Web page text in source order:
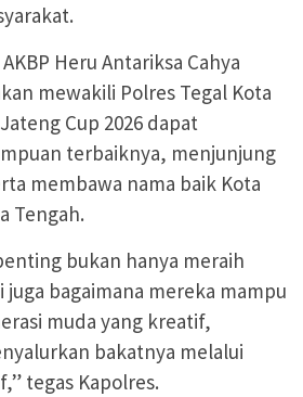
Heru Antariksa Cahya
mewakili Polres Tegal Kota
Cup 2026 dapat
terbaiknya, menjunjung
membawa nama baik Kota
Tengah.
bukan hanya meraih
bagaimana mereka mampu
muda yang kreatif,
bakatnya melalui
tegas Kapolres.